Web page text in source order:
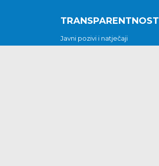
TRANSPARENTNOST
Javni pozivi i natječaji